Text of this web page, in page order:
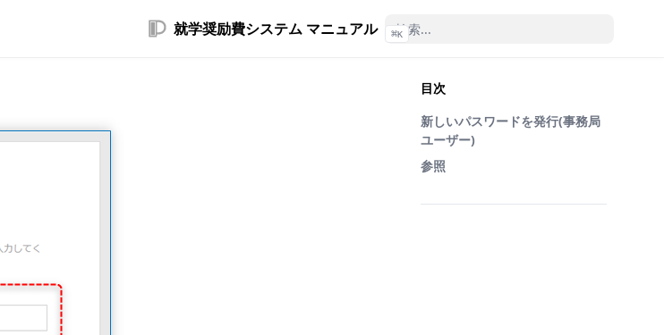
就学奨励費システム マニュアル ⌘K
目次
新しいパスワードを発行(事務局
ユーザー)
参照